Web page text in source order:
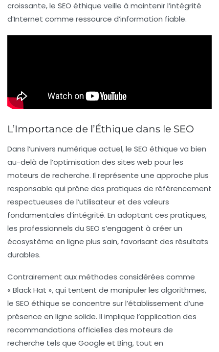
croissante, le SEO éthique veille à maintenir l’intégrité
d’Internet comme ressource d’information fiable.
L’Importance de l’Éthique dans le SEO
Dans l’univers numérique actuel, le SEO éthique va bien
au-delà de l’optimisation des sites web pour les
moteurs de recherche. Il représente une approche plus
responsable qui prône des pratiques de référencement
respectueuses de l’utilisateur et des valeurs
fondamentales d’intégrité. En adoptant ces pratiques,
les professionnels du SEO s’engagent à créer un
écosystème en ligne plus sain, favorisant des résultats
durables.
Contrairement aux méthodes considérées comme
« Black Hat », qui tentent de manipuler les algorithmes,
le SEO éthique se concentre sur l’établissement d’une
présence en ligne solide. Il implique l’application des
recommandations officielles des moteurs de
recherche tels que Google et Bing, tout en